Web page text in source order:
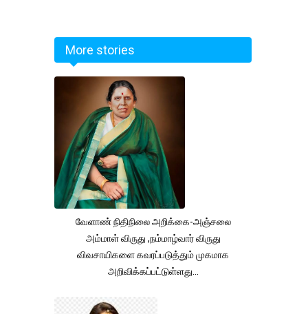
More stories
வேளாண் நிதிநிலை அறிக்கை-அஞ்சலை
அம்மாள் விருது ,நம்மாழ்வார் விருது
விவசாயிகளை கவரப்படுத்தும் முகமாக
அறிவிக்கப்பட்டுள்ளது...